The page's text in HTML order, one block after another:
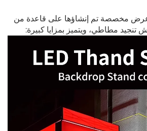
مخصصة تم إنشاؤها على قاعدة من